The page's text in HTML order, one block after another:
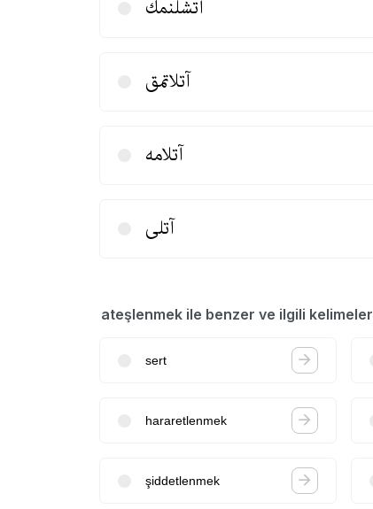
آتشلنمك
آتلاتمق
آتلامه
آتلی
ateşlenmek ile benzer ve ilgili kelimeler
sert
hararetlenmek
şiddetlenmek